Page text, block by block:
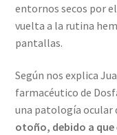
entornos secos por
vuelta a la rutina
pantallas.
Según nos explica
farmacéutico de
una patología ocular
otoño, debido a que